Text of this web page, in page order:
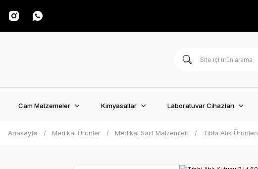
Cam Malzemeler Kimyasallar Laboratuvar Cihazları
Anasayfa Medikal Ürünler Medikal Sarf Malzemleri Tıbbi Atık Ürünleri